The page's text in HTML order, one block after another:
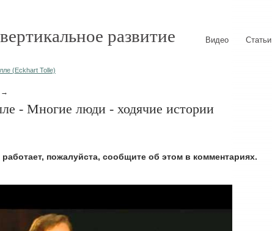
развитие Видео Статьи
(Eckhart Tolle)
→
- Многие люди - ходячие истории
пожалуйста, сообщите об этом в комментариях.